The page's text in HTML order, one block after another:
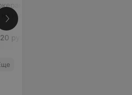
импланте
руб.